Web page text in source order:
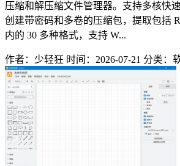
压缩和解压缩文件管理器。支持多核快
创建带密码和多卷的压缩包，提取包括
内的 30 多种格式，支持 W...
作者：少轻狂 时间：2026-07-21 分类：